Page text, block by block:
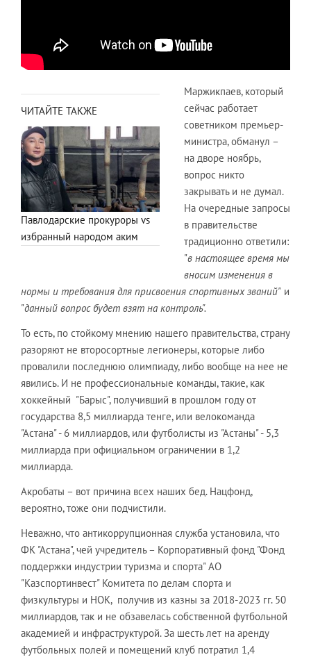
ЧИТАЙТЕ ТАКЖЕ
Павлодарские прокуроры vs
избранный народом аким
Маржикпаев, который
сейчас работает
советником премьер-
министра, обманул –
на дворе ноябрь,
вопрос никто
закрывать и не думал.
На очередные запросы
в правительстве
традиционно ответили:
"в настоящее время мы
вносим изменения в
нормы и требования для присвоения спортивных званий" и
"данный вопрос будет взят на контроль".
То есть, по стойкому мнению нашего правительства, страну
разоряют не второсортные легионеры, которые либо
провалили последнюю олимпиаду, либо вообще на нее не
явились. И не профессиональные команды, такие, как
хоккейный "Барыс", получивший в прошлом году от
государства 8,5 миллиарда тенге, или велокоманда
"Астана" - 6 миллиардов, или футболисты из "Астаны" - 5,3
миллиарда при официальном ограничении в 1,2
миллиарда.
Акробаты – вот причина всех наших бед. Нацфонд,
вероятно, тоже они подчистили.
Неважно, что антикоррупционная служба установила, что
ФК "Астана", чей учредитель – Корпоративный фонд "Фонд
поддержки индустрии туризма и спорта" АО
"Казспортинвест" Комитета по делам спорта и
физкультуры и НОК, получив из казны за 2018-2023 гг. 50
миллиардов, так и не обзавелась собственной футбольной
академией и инфраструктурой. За шесть лет на аренду
футбольных полей и помещений клуб потратил 1,4